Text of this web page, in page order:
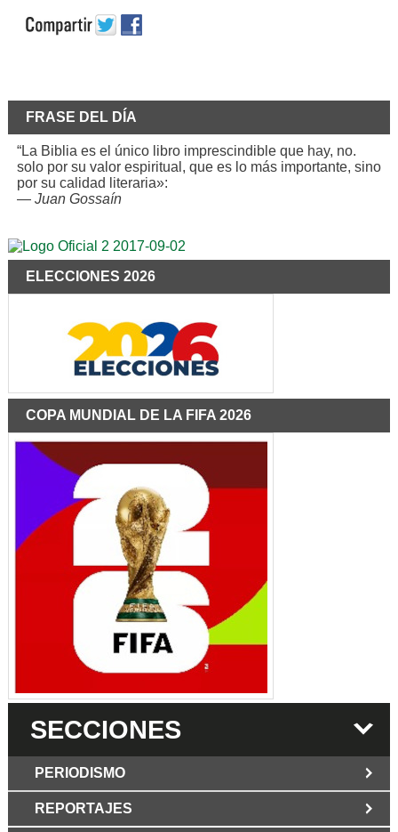
FRASE DEL DÍA
“La Biblia es el único libro imprescindible que hay, no.
solo por su valor espiritual, que es lo más importante, sino
por su calidad literaria»:
— Juan Gossaín
ELECCIONES 2026
COPA MUNDIAL DE LA FIFA 2026
SECCIONES
PERIODISMO
Los Periodist@s
REPORTAJES